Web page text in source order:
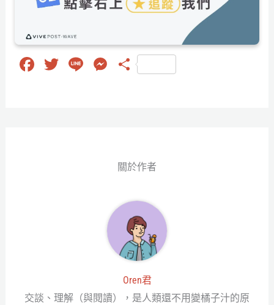
Fa
T
Li
M 分
關於作者
Oren君
交談、理解（與閱讀），是人類還不用變橘子汁的原